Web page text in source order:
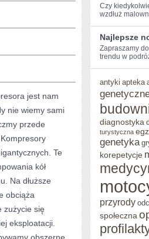
jest nam
nie wiemy sami
przede
Te
kół
Na dłuższe
obciąża
zużycie się
eksploatacji.
Czy
wzdłuż‍
Najlepsze
Zapraszamy⁢
trendu w
antyki apteka
diagnostyka
turystyczna
genetyka
korepetycje
przyrody
społeczna